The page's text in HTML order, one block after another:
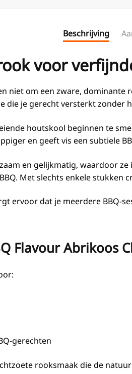
Beschrijving
voor
niet om een zware,
die je gerecht versterkt zonder
houtskool beginnen te
en geeft vis een subtiele
en gelijkmatig, waardoor
Met slechts enkele
ervoor dat je meerdere BBQ-
Flavour Abrikoos
gerechten
rooksmaak die de